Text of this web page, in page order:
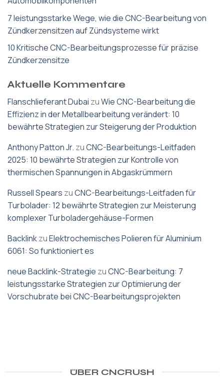
7 leistungsstarke Wege, wie die CNC-Bearbeitung von
Zündkerzensitzen auf Zündsysteme wirkt
10 Kritische CNC-Bearbeitungsprozesse für präzise
Zündkerzensitze
Aktuelle Kommentare
Flanschlieferant Dubai zuWie CNC-Bearbeitung die
Effizienz in der Metallbearbeitung verändert: 10
bewährte Strategien zur Steigerung der Produktion
Anthony Patton Jr. zuCNC-Bearbeitungs-Leitfaden
2025: 10 bewährte Strategien zur Kontrolle von
thermischen Spannungen in Abgaskrümmern
Russell Spears zuCNC-Bearbeitungs-Leitfaden für
Turbolader: 12 bewährte Strategien zur Meisterung
komplexer Turboladergehäuse-Formen
BacklinkzuElektrochemisches Polieren für Aluminium
6061: So funktioniert es
neue Backlink-Strategie zuCNC-Bearbeitung: 7
leistungsstarke Strategien zur Optimierung der
Vorschubrate bei CNC-Bearbeitungsprojekten
ÜBER CNCRUSH